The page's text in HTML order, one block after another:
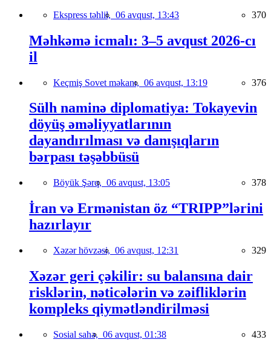
Ekspress təhlil, 06 avqust, 13:43 370
Məhkəmə icmalı: 3–5 avqust 2026-cı
il
Keçmiş Sovet məkanı, 06 avqust, 13:19 376
Sülh naminə diplomatiya: Tokayevin
döyüş əməliyyatlarının
dayandırılması və danışıqların
bərpası təşəbbüsü
Böyük Şərq, 06 avqust, 13:05 378
İran və Ermənistan öz “TRIPP”lərini
hazırlayır
Xəzər hövzəsi, 06 avqust, 12:31 329
Xəzər geri çəkilir: su balansına dair
risklərin, nəticələrin və zəifliklərin
kompleks qiymətləndirilməsi
Sosial sahə, 06 avqust, 01:38 433